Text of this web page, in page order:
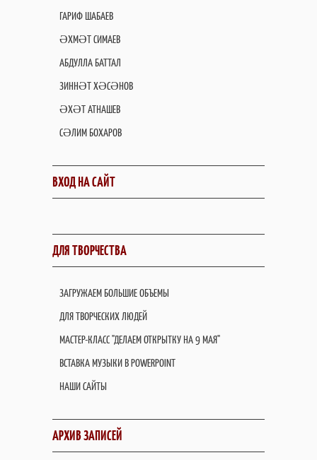
ГАРИФ ШАБАЕВ
ӘХМӘТ СИМАЕВ
АБДУЛЛА БАТТАЛ
ЗИННӘТ ХӘСӘНОВ
ӘХӘТ АТНАШЕВ
СӘЛИМ БОХАРОВ
ВХОД НА САЙТ
ДЛЯ ТВОРЧЕСТВА
ЗАГРУЖАЕМ БОЛЬШИЕ ОБЪЕМЫ
ДЛЯ ТВОРЧЕСКИХ ЛЮДЕЙ
МАСТЕР-КЛАСС "ДЕЛАЕМ ОТКРЫТКУ НА 9 МАЯ"
ВСТАВКА МУЗЫКИ В POWERPOINT
НАШИ САЙТЫ
АРХИВ ЗАПИСЕЙ